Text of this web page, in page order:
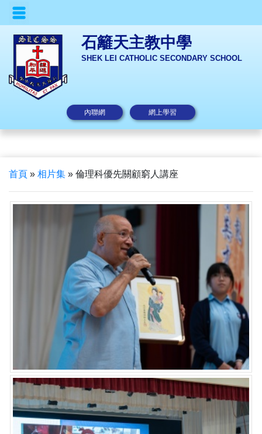
石籬天主教中學
SHEK LEI CATHOLIC SECONDARY SCHOOL
內聯網 網上學習
首頁 » 相片集 » 倫理科優先關顧窮人講座